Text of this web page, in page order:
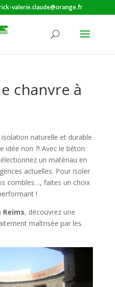
valerie.claude@orange.fr
chanvre à
naturelle et durable
idée non ?! Avec le béton
un matériau en
actuelles. Pour isoler
combles…, faites un choix
!
, découvrez une
maîtrisée par les